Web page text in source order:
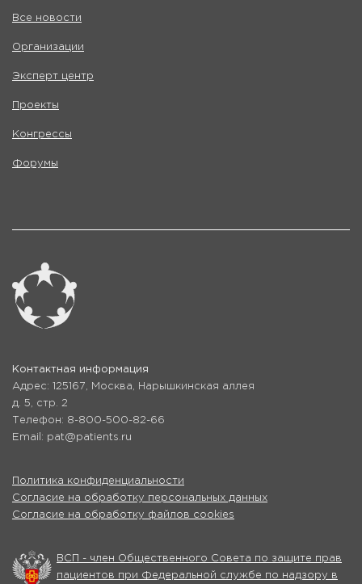
Все новости
Организации
Эксперт центр
Проекты
Конгрессы
Форумы
Контактная информация
Адрес: 125167, Москва, Нарышкинская аллея
д. 5, стр. 2
Телефон: 8-800-500-82-66
Email: pat@patients.ru
Политика конфиденциальности
Согласие на обработку персональных данных
Согласие на обработку файлов cookies
ВСП - член Общественного Совета по защите прав
пациентов при Федеральной службе по надзору в